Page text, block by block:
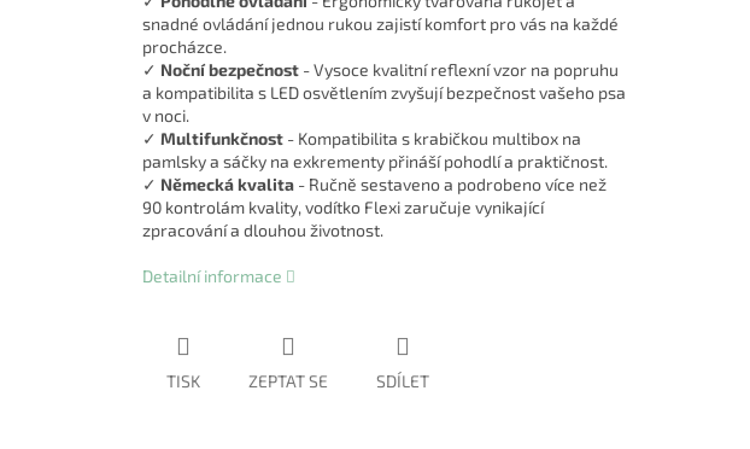
snadné ovládání jednou rukou zajistí komfort pro vás na každé
procházce.
✓ Noční bezpečnost- Vysoce kvalitní reflexní vzor na popruhu
a kompatibilita s LED osvětlením zvyšují bezpečnost vašeho psa
v noci.
✓ Multifunkčnost- Kompatibilita s krabičkou multibox na
pamlsky a sáčky na exkrementy přináší pohodlí a praktičnost.
✓ Německá kvalita- Ručně sestaveno a podrobeno více než
90 kontrolám kvality, vodítko Flexi zaručuje vynikající
zpracování a dlouhou životnost.
Detailní informace
TISK ZEPTAT SE SDÍLET